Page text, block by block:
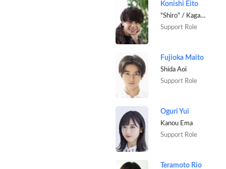
Konishi Eito
"Shiro" / Kagami Mashiro
Support Role
Fujioka Maito
Shida Aoi
Support Role
Oguri Yui
Kanou Ema
Support Role
Teramoto Rio